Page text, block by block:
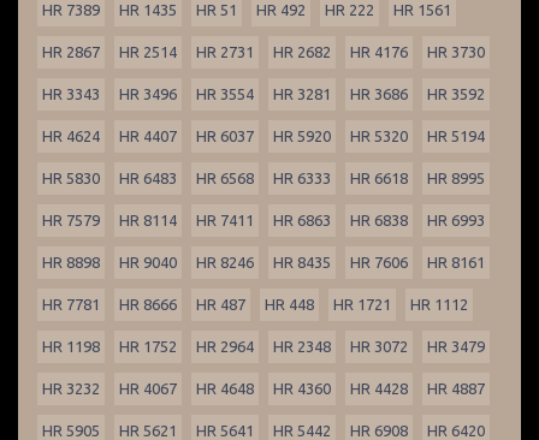
HR 7389 HR 1435 HR 51 HR 492 HR 222 HR 1561
HR 2867 HR 2514 HR 2731 HR 2682 HR 4176 HR 3730
HR 3343 HR 3496 HR 3554 HR 3281 HR 3686 HR 3592
HR 4624 HR 4407 HR 6037 HR 5920 HR 5320 HR 5194
HR 5830 HR 6483 HR 6568 HR 6333 HR 6618 HR 8995
HR 7579 HR 8114 HR 7411 HR 6863 HR 6838 HR 6993
HR 8898 HR 9040 HR 8246 HR 8435 HR 7606 HR 8161
HR 7781 HR 8666 HR 487 HR 448 HR 1721 HR 1112
HR 1198 HR 1752 HR 2964 HR 2348 HR 3072 HR 3479
HR 3232 HR 4067 HR 4648 HR 4360 HR 4428 HR 4887
HR 5905 HR 5621 HR 5641 HR 5442 HR 6908 HR 6420